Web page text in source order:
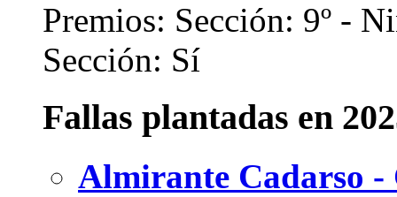
Premios: Sección: 9º -
Sección: Sí
Fallas plantadas en
Almirante Cadarso